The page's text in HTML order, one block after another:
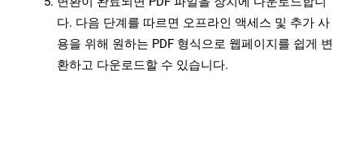
다. 다음 단계를 따르면 오프라인 액세스 및 추가 사
용을 위해 원하는 PDF 형식으로 웹페이지를 쉽게 변
환하고 다운로드할 수 있습니다.